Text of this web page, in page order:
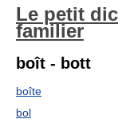
Le petit
familier
boît - bott
boîte
bol